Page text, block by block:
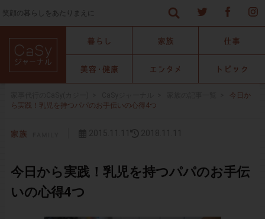
笑顔の暮らしをあたりまえに
今日か
ら実践！乳児を持つパパのお手伝いの心得4つ
今日から実践！乳児を持つパパのお手伝
いの心得4つ